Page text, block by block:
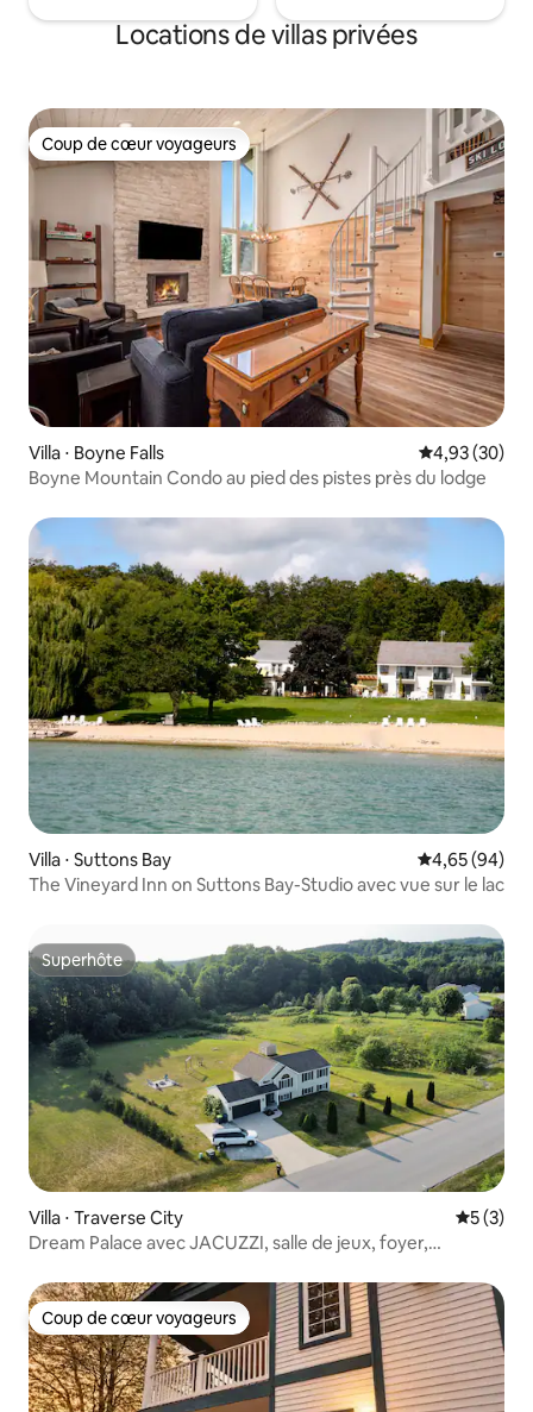
Locations de villas privées
Coup de cœur voyageurs
Coup de cœur voyageurs
Villa ⋅ Boyne Falls Évaluation
4,93 (30)
Boyne Mountain Condo au pied des pistes près du lodge
Villa ⋅ Suttons Bay Évaluation
4,65 (94)
The Vineyard Inn on Suttons Bay-Studio avec vue sur le lac
Superhôte
Superhôte
Villa ⋅ Traverse City
5 (3)
Dream Palace avec JACUZZI, salle de jeux, foyer,
Coup de cœur voyageurs
Coup de cœur voyageurs